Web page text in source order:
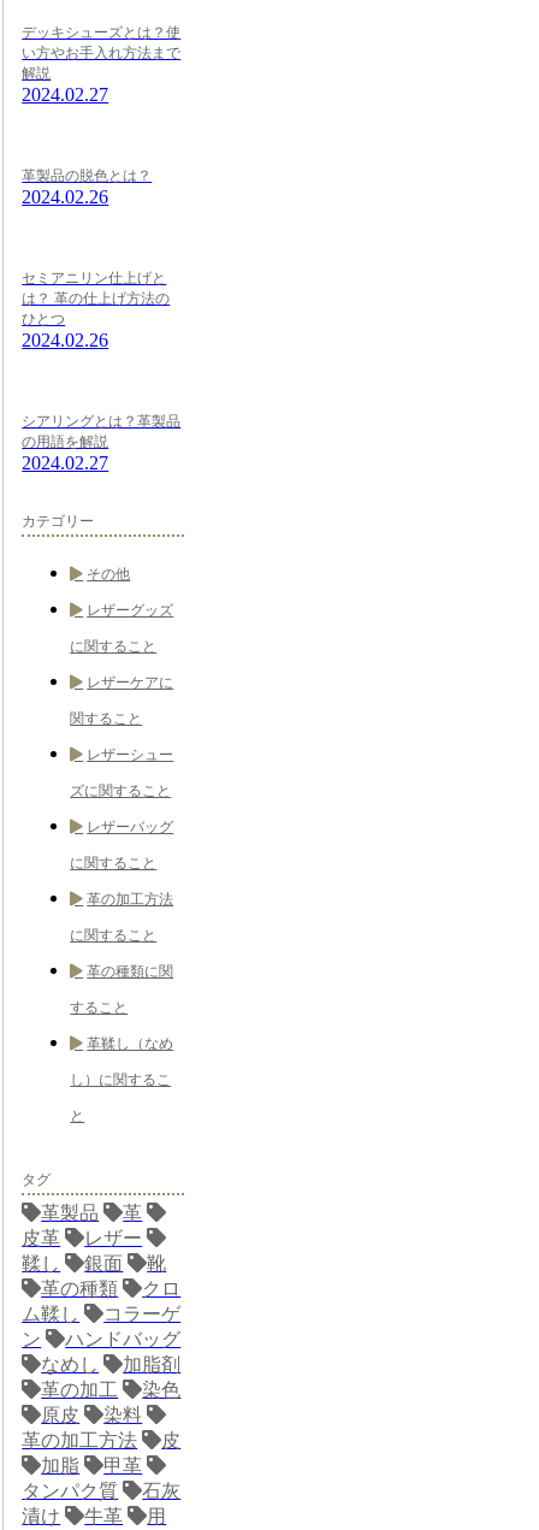
デッキシューズとは？使
い方やお手入れ方法まで
解説
2024.02.27
革製品の脱色とは？
2024.02.26
セミアニリン仕上げと
は？ 革の仕上げ方法の
ひとつ
2024.02.26
シアリングとは？革製品
の用語を解説
2024.02.27
カテゴリー
その他
レザーグッズ
に関すること
レザーケアに
関すること
レザーシュー
ズに関すること
レザーバッグ
に関すること
革の加工方法
に関すること
革の種類に関
すること
革鞣し（なめ
し）に関するこ
と
タグ
革製品
革
皮革
レザー
鞣し
銀面
靴
革の種類
クロ
ム鞣し
コラーゲ
ン
ハンドバッグ
なめし
加脂剤
革の加工
染色
原皮
染料
革の加工方法
皮
加脂
甲革
タンパク質
石灰
漬け
牛革 用